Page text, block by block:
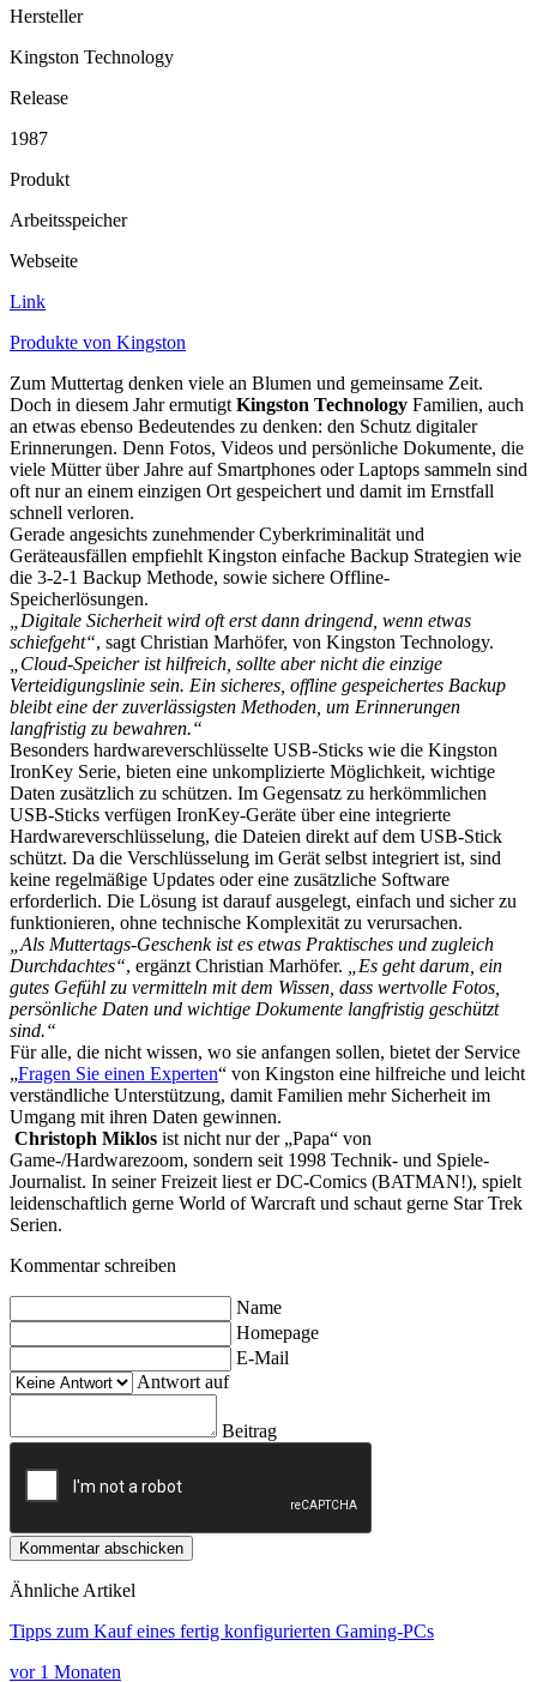
Hersteller
Kingston Technology
Release
1987
Produkt
Arbeitsspeicher
Webseite
Link
Produkte von Kingston
Zum Muttertag denken viele an Blumen und gemeinsame Zeit.
Doch in diesem Jahr ermutigt Kingston Technology Familien, auch
an etwas ebenso Bedeutendes zu denken: den Schutz digitaler
Erinnerungen. Denn Fotos, Videos und persönliche Dokumente, die
viele Mütter über Jahre auf Smartphones oder Laptops sammeln sind
oft nur an einem einzigen Ort gespeichert und damit im Ernstfall
schnell verloren.
Gerade angesichts zunehmender Cyberkriminalität und
Geräteausfällen empfiehlt Kingston einfache Backup Strategien wie
die 3-2-1 Backup Methode, sowie sichere Offline-
Speicherlösungen.
„Digitale Sicherheit wird oft erst dann dringend, wenn etwas
schiefgeht“, sagt Christian Marhöfer, von Kingston Technology.
„Cloud-Speicher ist hilfreich, sollte aber nicht die einzige
Verteidigungslinie sein. Ein sicheres, offline gespeichertes Backup
bleibt eine der zuverlässigsten Methoden, um Erinnerungen
langfristig zu bewahren.“
Besonders hardwareverschlüsselte USB-Sticks wie die Kingston
IronKey Serie, bieten eine unkomplizierte Möglichkeit, wichtige
Daten zusätzlich zu schützen. Im Gegensatz zu herkömmlichen
USB-Sticks verfügen IronKey-Geräte über eine integrierte
Hardwareverschlüsselung, die Dateien direkt auf dem USB-Stick
schützt. Da die Verschlüsselung im Gerät selbst integriert ist, sind
keine regelmäßige Updates oder eine zusätzliche Software
erforderlich. Die Lösung ist darauf ausgelegt, einfach und sicher zu
funktionieren, ohne technische Komplexität zu verursachen.
„Als Muttertags-Geschenk ist es etwas Praktisches und zugleich
Durchdachtes“, ergänzt Christian Marhöfer.
„Es geht darum, ein
gutes Gefühl zu vermitteln mit dem Wissen, dass wertvolle Fotos,
persönliche Daten und wichtige Dokumente langfristig geschützt
sind.“
Für alle, die nicht wissen, wo sie anfangen sollen, bietet der Service
„Fragen Sie einen Experten“ von Kingston eine hilfreiche und leicht
verständliche Unterstützung, damit Familien mehr Sicherheit im
Umgang mit ihren Daten gewinnen.
Christoph Miklos ist nicht nur der „Papa“ von
Game-/Hardwarezoom, sondern seit 1998 Technik- und Spiele-
Journalist. In seiner Freizeit liest er DC-Comics (BATMAN!), spielt
leidenschaftlich gerne World of Warcraft und schaut gerne Star Trek
Serien.
Kommentar schreiben
Name
Homepage
E-Mail
Antwort auf
Beitrag
Kommentar abschicken
Ähnliche Artikel
Tipps zum Kauf eines fertig konfigurierten Gaming-PCs
vor 1 Monaten